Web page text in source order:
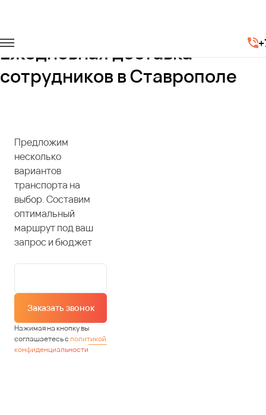
Ежедневная доставка
сотрудников в Ставрополе
Предложим
несколько
вариантов
транспорта на
выбор. Составим
оптимальный
маршрут под ваш
запрос и бюджет
Заказать звонок
Нажимая на кнопку вы
соглашаетесь сполитикой
конфиденциальности